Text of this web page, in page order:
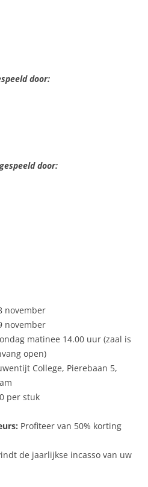
door:
door:
november
november
matinee 14.00 uur (zaal is
open)
College, Pierebaan 5,
per stuk
Profiteer van 50% korting
de jaarlijkse incasso van uw